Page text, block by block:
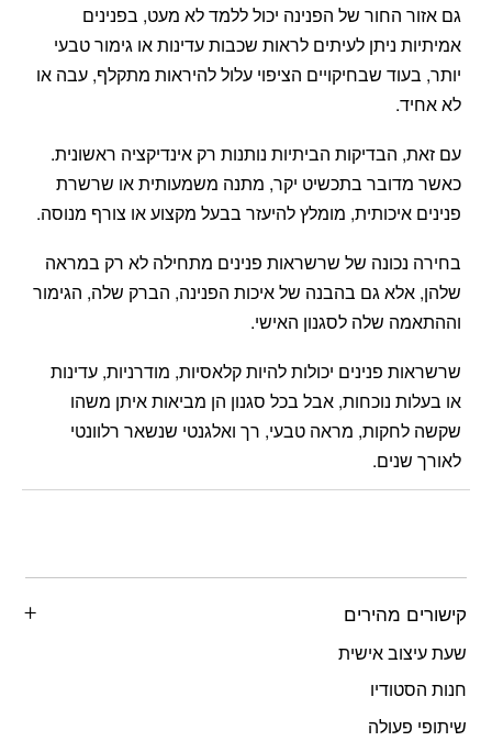
גם אזור החור של הפנינה יכול ללמד לא מעט, בפנינים
אמיתיות ניתן לעיתים לראות שכבות עדינות או גימור טבעי
יותר, בעוד שבחיקויים הציפוי עלול להיראות מתקלף, עבה או
לא אחיד.
עם זאת, הבדיקות הביתיות נותנות רק אינדיקציה ראשונית.
כאשר מדובר בתכשיט יקר, מתנה משמעותית או שרשרת
פנינים איכותית, מומלץ להיעזר בבעל מקצוע או צורף מנוסה.
בחירה נכונה של שרשראות פנינים מתחילה לא רק במראה
שלהן, אלא גם בהבנה של איכות הפנינה, הברק שלה, הגימור
וההתאמה שלה לסגנון האישי.
שרשראות פנינים יכולות להיות קלאסיות, מודרניות, עדינות
או בעלות נוכחות, אבל בכל סגנון הן מביאות איתן משהו
שקשה לחקות, מראה טבעי, רך ואלגנטי שנשאר רלוונטי
לאורך שנים.
קישורים מהירים
שעת עיצוב אישית
חנות הסטודיו
שיתופי פעולה